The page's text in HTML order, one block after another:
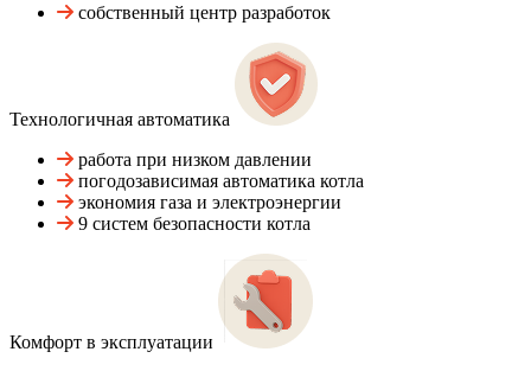
собственный центр разработок
Технологичная автоматика
работа при низком давлении
погодозависимая автоматика котла
экономия газа и электроэнергии
9 систем безопасности котла
Комфорт в эксплуатации